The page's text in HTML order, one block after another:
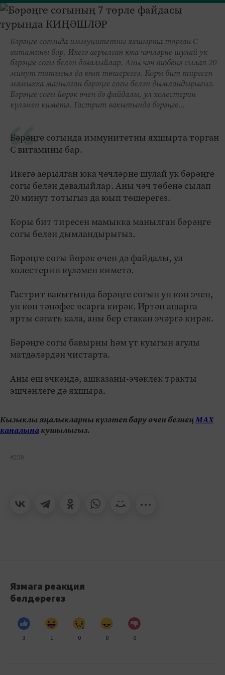
Бәрәңге согында иммунитетны яхшырта торган С
витамины бар. Икегә аерылган юка чәчләрне шулай ук
бәрәңге согы белән дәвалыйлар. Аны чәч төбенә сылап 20
минут тотыгыз да юып төшерегез. Коры бит тиресен
мамыкка манылган бәрәңге согы белән дымландырыгыз.
Бәрәңге согы йөрәк өчен дә файдалы, ул холестерин
күләмен киметә. Гастрит вакытында бәрәңге...
Бәрәңге согында иммунитетны яхшырта торган
С витамины бар.
Икегә аерылган юка чәчләрне шулай ук бәрәңге
согы белән дәвалыйлар. Аны чәч төбенә сылап
20 минут тотыгыз да юып төшерегез.
Коры бит тиресен мамыкка манылган бәрәңге
согы белән дымландырыгыз.
Бәрәңге согы йөрәк өчен дә файдалы, ул
холестерин күләмен киметә.
Гастрит вакытында бәрәңге согын ун көн эчеп,
ун көн тәнәфес ясарга кирәк. Иртән ашарга
ярты сәгать кала, аны бер стакан эчәргә кирәк.
Бәрәңге согы бавырны һәм үт куыгын агулы
матдәләрдән чистарта.
Аны еш эчкәндә, ашказаны-­эчәклек тракты
эшчәнлеге дә яхшыра.
Кызыклы яңалыкларны күзәтеп бару өчен безнеңМАХ
каналынакушылыгыз.
#250
Язмага реакция
белдерегез
3 1 0 0 0